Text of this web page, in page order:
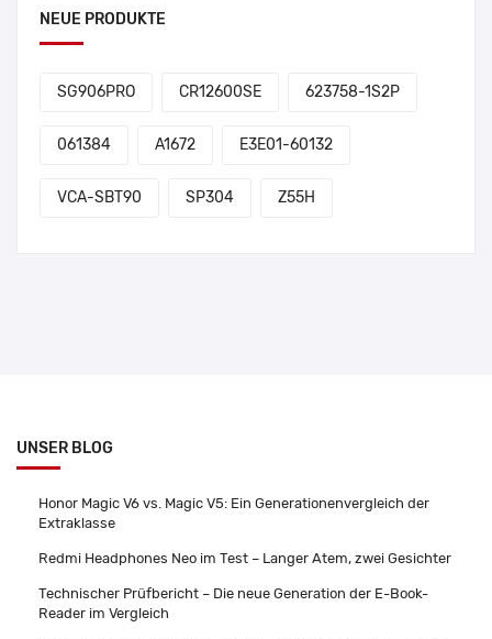
NEUE PRODUKTE
SG906PRO CR12600SE 623758-1S2P
061384 A1672 E3E01-60132
VCA-SBT90 SP304 Z55H
UNSER BLOG
Honor Magic V6 vs. Magic V5: Ein Generationenvergleich der
Extraklasse
Redmi Headphones Neo im Test – Langer Atem, zwei Gesichter
Technischer Prüfbericht – Die neue Generation der E-Book-
Reader im Vergleich